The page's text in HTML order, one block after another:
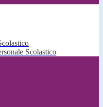
Scolastico